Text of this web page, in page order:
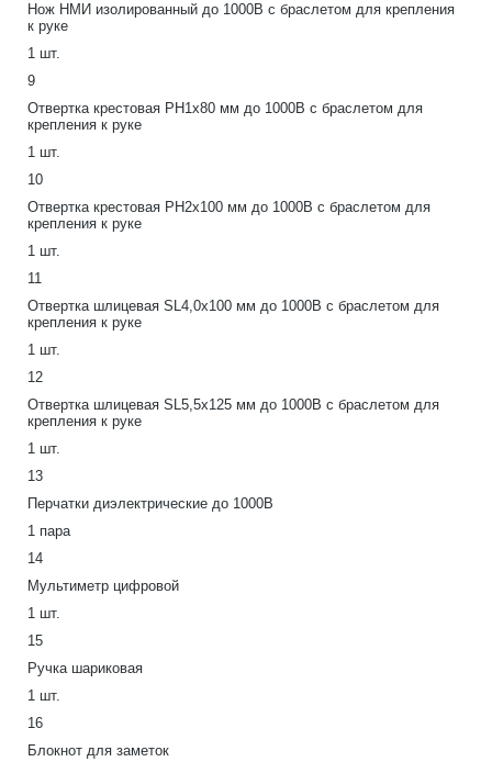
Нож НМИ изолированный до 1000В с браслетом для крепления
к руке
1 шт.
9
Отвертка крестовая PH1х80 мм до 1000В с браслетом для
крепления к руке
1 шт.
10
Отвертка крестовая PH2х100 мм до 1000В с браслетом для
крепления к руке
1 шт.
11
Отвертка шлицевая SL4,0х100 мм до 1000В с браслетом для
крепления к руке
1 шт.
12
Отвертка шлицевая SL5,5х125 мм до 1000В с браслетом для
крепления к руке
1 шт.
13
Перчатки диэлектрические до 1000В
1 пара
14
Мультиметр цифровой
1 шт.
15
Ручка шариковая
1 шт.
16
Блокнот для заметок